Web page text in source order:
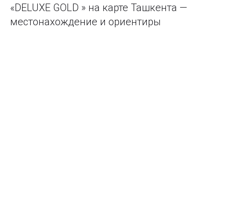
«DELUXE GOLD » на карте Ташкента —
местонахождение и ориентиры